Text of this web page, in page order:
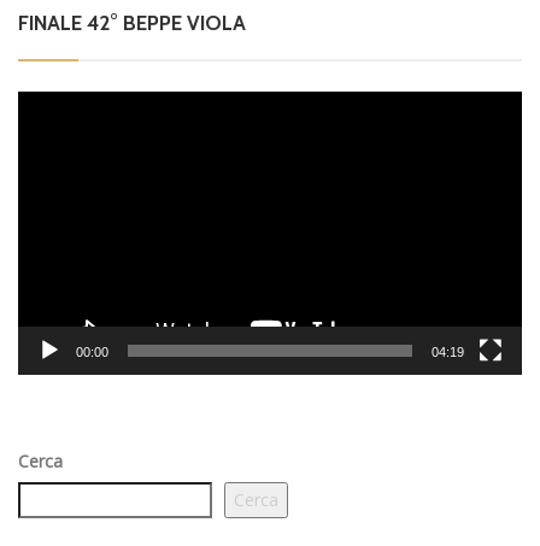
FINALE 42° BEPPE VIOLA
00:00 04:19
Cerca
Cerca